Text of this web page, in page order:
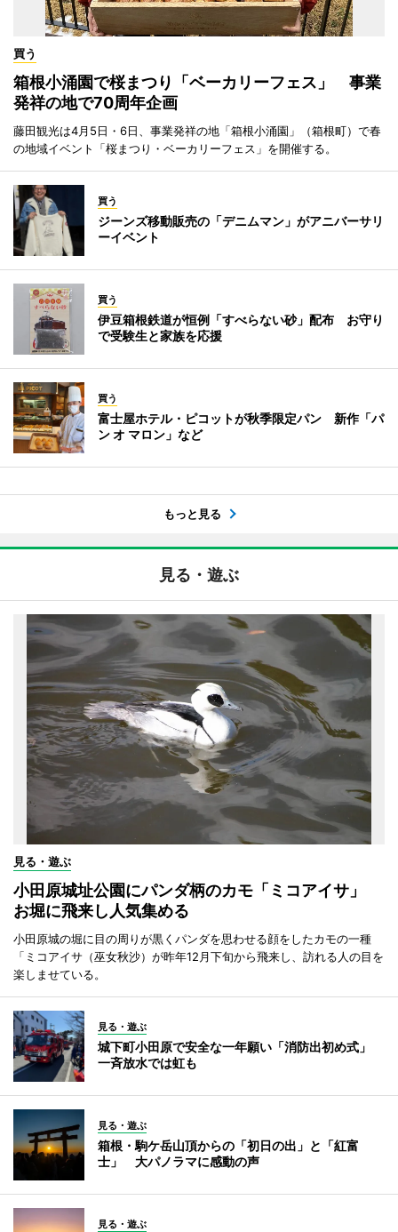
買う
箱根小涌園で桜まつり「ベーカリーフェス」 事業
発祥の地で70周年企画
藤田観光は4月5日・6日、事業発祥の地「箱根小涌園」（箱根町）で春
の地域イベント「桜まつり・ベーカリーフェス」を開催する。
買う
ジーンズ移動販売の「デニムマン」がアニバーサリ
ーイベント
買う
伊豆箱根鉄道が恒例「すべらない砂」配布 お守り
で受験生と家族を応援
買う
富士屋ホテル・ピコットが秋季限定パン 新作「パ
ン オ マロン」など
もっと見る
見る・遊ぶ
見る・遊ぶ
小田原城址公園にパンダ柄のカモ「ミコアイサ」
お堀に飛来し人気集める
小田原城の堀に目の周りが黒くパンダを思わせる顔をしたカモの一種
「ミコアイサ（巫女秋沙）が昨年12月下旬から飛来し、訪れる人の目を
楽しませている。
見る・遊ぶ
城下町小田原で安全な一年願い「消防出初め式」
一斉放水では虹も
見る・遊ぶ
箱根・駒ケ岳山頂からの「初日の出」と「紅富
士」 大パノラマに感動の声
見る・遊ぶ